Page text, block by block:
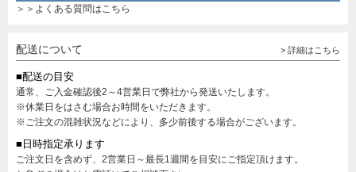
＞＞よくある質問はこちら
配送について > 詳細はこちら
■配送の目安
通常、ご入金確認後2～4営業日で弊社から発送いたします。
※休業日をはさむ場合お時間をいただきます。
※ご注文の混雑状況などにより、多少前後する場合がございます。
■日時指定承ります
ご注文日を含めず、2営業日～最長1週間を目安にご指定頂けます。